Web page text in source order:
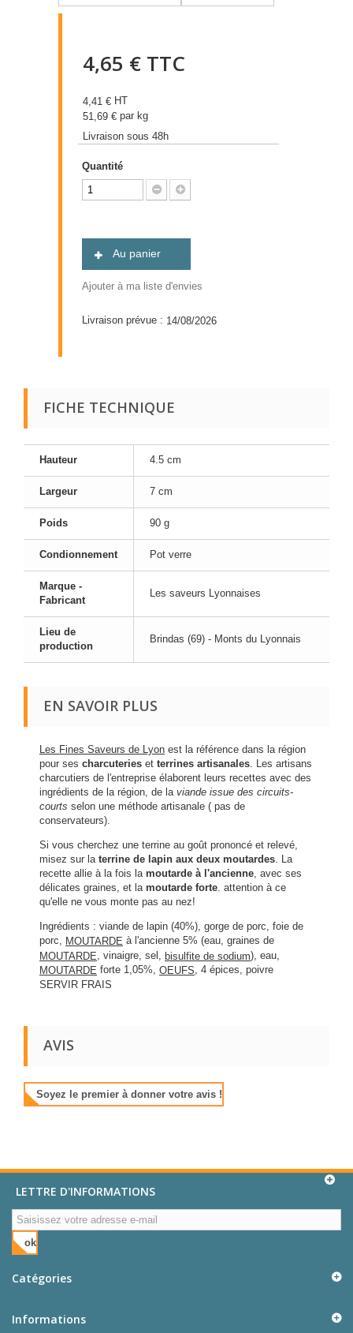
4,65 € TTC
4,41 € HT
51,69 € par kg
Livraison sous 48h
Quantité
Au panier
Ajouter à ma liste d'envies
Livraison prévue : 14/08/2026
FICHE TECHNIQUE
Hauteur 4.5 cm
Largeur 7 cm
Poids 90 g
Condionnement Pot verre
Marque -
Fabricant
Les saveurs Lyonnaises
Lieu de
production
Brindas (69) - Monts du Lyonnais
EN SAVOIR PLUS
Les Fines Saveurs de Lyon est la référence dans la région
pour ses charcuteries et terrines artisanales. Les artisans
charcutiers de l'entreprise élaborent leurs recettes avec des
ingrédients de la région, de laviande issue des circuits-
courts selon une méthode artisanale ( pas de
conservateurs).
Si vous cherchez une terrine au goût prononcé et relevé,
misez sur laterrine de lapin aux deux moutardes. La
recette allie à la fois la moutarde à l'ancienne, avec ses
délicates graines, et la moutarde forte. attention à ce
qu'elle ne vous monte pas au nez!
Ingrédients : viande de lapin (40%), gorge de porc, foie de
porc, MOUTARDE à l'ancienne 5% (eau, graines de
MOUTARDE , vinaigre, sel, bisulfite de sodium), eau,
MOUTARDE forte 1,05%, OEUFS, 4 épices, poivre
SERVIR FRAIS
AVIS
Soyez le premier à donner votre avis !
LETTRE D'INFORMATIONS
ok
Catégories
Informations